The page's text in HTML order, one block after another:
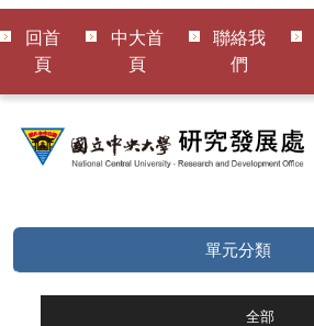
回首
頁
中大首
頁
聯絡我
們
單元分類
全部